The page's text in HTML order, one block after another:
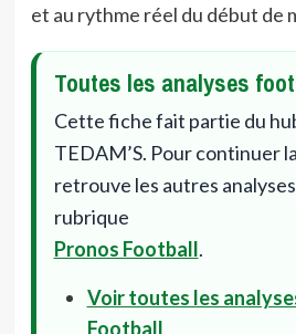
et au rythme réel du début de
Toutes les analyses
Cette fiche fait partie du
TEDAM’S. Pour continuer
retrouve les autres
rubrique
Pronos Football.
Voir toutes les
Football